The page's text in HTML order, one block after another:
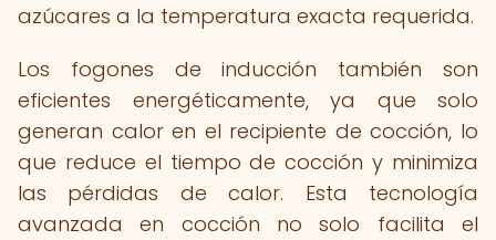
azúcares a la temperatura exacta requerida.
Los fogones de inducción también son
eficientes energéticamente, ya que solo
generan calor en el recipiente de cocción, lo
que reduce el tiempo de cocción y minimiza
las pérdidas de calor. Esta tecnología
avanzada en cocción no solo facilita el